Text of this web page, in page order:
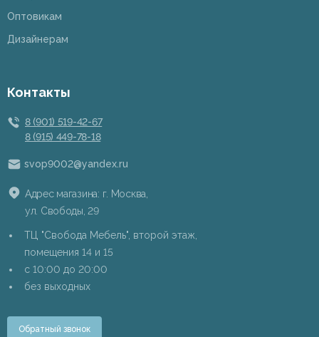
Оптовикам
Дизайнерам
Контакты
8 (901) 519-42-67
8 (915) 449-78-18
svop9002@yandex.ru
Адрес магазина: г. Москва,
ул. Свободы, 29
ТЦ "Свобода Мебель", второй этаж,
помещения 14 и 15
c 10:00 до 20:00
без выходных
Обратный звонок